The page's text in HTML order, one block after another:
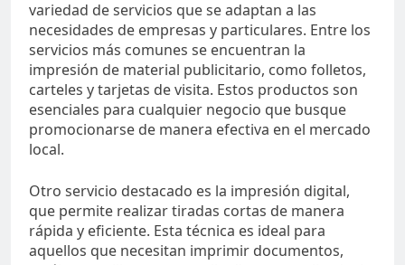
variedad de servicios que se adaptan a las
necesidades de empresas y particulares. Entre los
servicios más comunes se encuentran la
impresión de material publicitario, como folletos,
carteles y tarjetas de visita. Estos productos son
esenciales para cualquier negocio que busque
promocionarse de manera efectiva en el mercado
local.
Otro servicio destacado es la impresión digital,
que permite realizar tiradas cortas de manera
rápida y eficiente. Esta técnica es ideal para
aquellos que necesitan imprimir documentos,